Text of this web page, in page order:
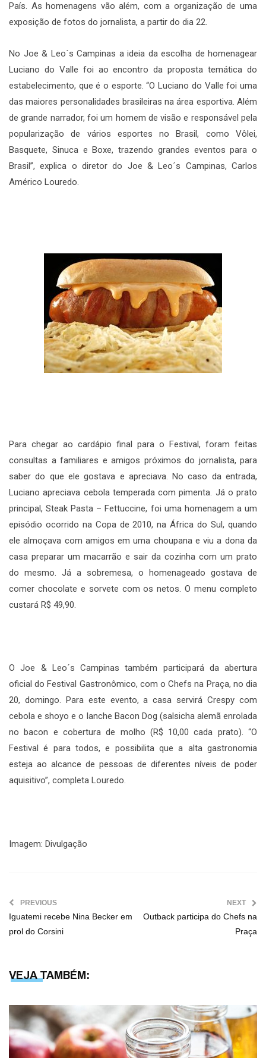
País. As homenagens vão além, com a organização de uma
exposição de fotos do jornalista, a partir do dia 22.
No Joe & Leo´s Campinas a ideia da escolha de homenagear
Luciano do Valle foi ao encontro da proposta temática do
estabelecimento, que é o esporte. “O Luciano do Valle foi uma
das maiores personalidades brasileiras na área esportiva. Além
de grande narrador, foi um homem de visão e responsável pela
popularização de vários esportes no Brasil, como Vôlei,
Basquete, Sinuca e Boxe, trazendo grandes eventos para o
Brasil”, explica o diretor do Joe & Leo´s Campinas, Carlos
Américo Louredo.
Para chegar ao cardápio final para o Festival, foram feitas
consultas a familiares e amigos próximos do jornalista, para
saber do que ele gostava e apreciava. No caso da entrada,
Luciano apreciava cebola temperada com pimenta. Já o prato
principal, Steak Pasta – Fettuccine, foi uma homenagem a um
episódio ocorrido na Copa de 2010, na África do Sul, quando
ele almoçava com amigos em uma choupana e viu a dona da
casa preparar um macarrão e sair da cozinha com um prato
do mesmo. Já a sobremesa, o homenageado gostava de
comer chocolate e sorvete com os netos. O menu completo
custará R$ 49,90.
O Joe & Leo´s Campinas também participará da abertura
oficial do Festival Gastronômico, com o Chefs na Praça, no dia
20, domingo. Para este evento, a casa servirá Crespy com
cebola e shoyo e o lanche Bacon Dog (salsicha alemã enrolada
no bacon e cobertura de molho (R$ 10,00 cada prato). “O
Festival é para todos, e possibilita que a alta gastronomia
esteja ao alcance de pessoas de diferentes níveis de poder
aquisitivo”, completa Louredo.
Imagem: Divulgação
PREVIOUS
Iguatemi recebe Nina Becker em
prol do Corsini
NEXT
Outback participa do Chefs na
VEJA TAMBÉM: